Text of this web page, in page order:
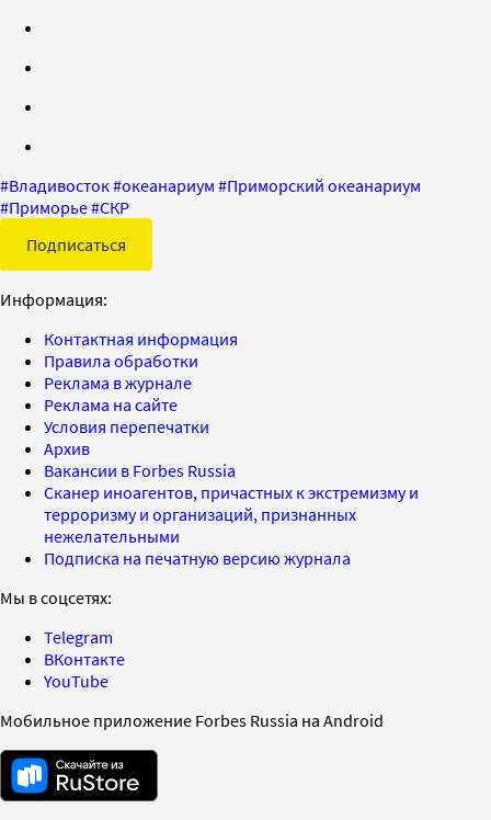
#Владивосток#океанариум #Приморский океанариум
#Приморье#СКР
Подписаться
Информация:
Контактная информация
Правила обработки
Реклама в журнале
Реклама на сайте
Условия перепечатки
Архив
Вакансии в Forbes Russia
Сканер иноагентов, причастных к экстремизму и
терроризму и организаций, признанных
нежелательными
Подписка на печатную версию журнала
Мы в соцсетях:
Telegram
ВКонтакте
YouTube
Мобильное приложение Forbes Russia на Android